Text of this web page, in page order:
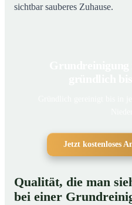
sichtbar sauberes Zuhause.
Jetzt kostenloses
Qualität, die man
bei einer